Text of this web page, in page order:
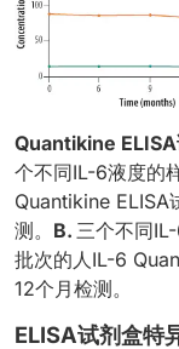
Quantikine ELISA
个不同IL-6液度的
Quantikine ELISA
测。 B. 三个不同
批次的人IL-6
12个月检测。
ELISA试剂盒特